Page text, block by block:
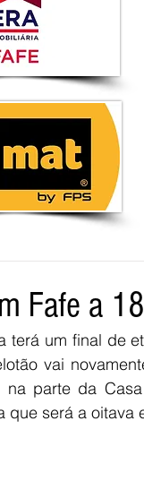
Fafe a
terá um final de
vai
parte da
que será a oitava